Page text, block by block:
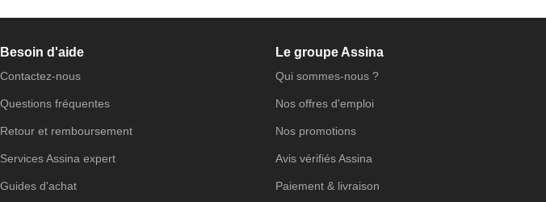
Besoin d'aide
Contactez-nous
Questions fréquentes
Retour et remboursement
Services Assina expert
Guides d'achat
Le groupe Assina
Qui sommes-nous ?
Nos offres d'emploi
Nos promotions
Avis vérifiés Assina
Paiement & livraison